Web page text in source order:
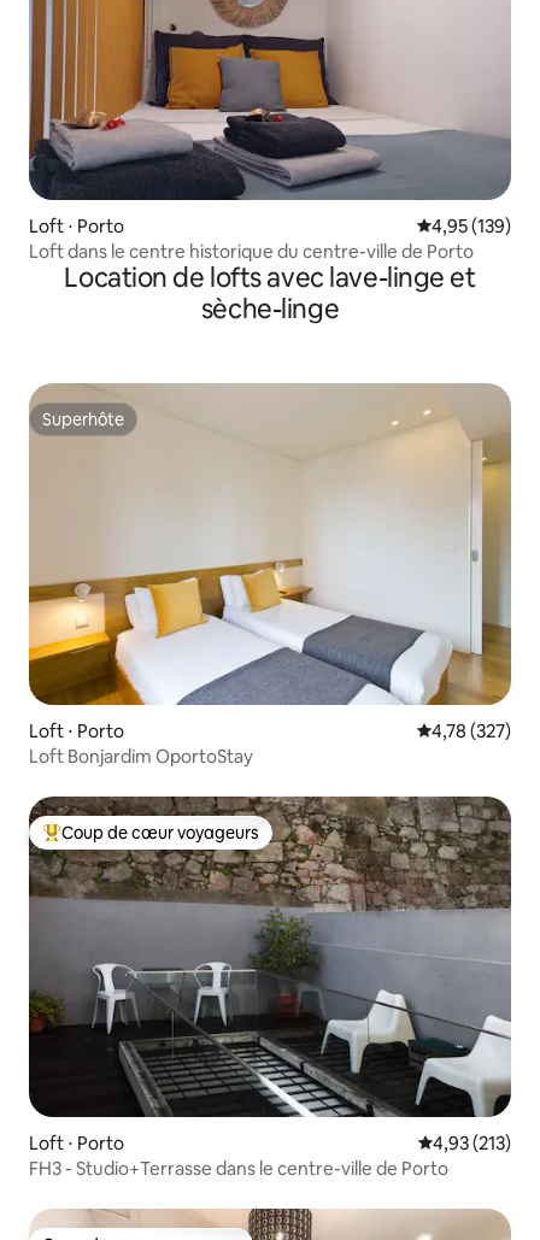
Loft ⋅ Porto Évaluation
4,95 (139)
Loft dans le centre historique du centre-ville de Porto
Location de lofts avec lave-linge et
sèche-linge
Superhôte
Superhôte
Loft ⋅ Porto Évaluation
4,78 (327)
Loft Bonjardim OportoStay
Coups de cœur voyageurs les plus appréciés
Coup de cœur voyageurs
Loft ⋅ Porto Évaluation
4,93 (213)
FH3 - Studio+Terrasse dans le centre-ville de Porto